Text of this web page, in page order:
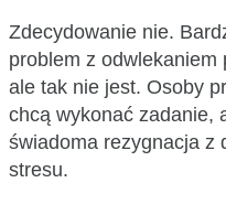
Zdecydowanie nie.
problem z odwlekaniem
ale tak nie jest. Osoby
chcą wykonać zadanie,
świadoma rezygnacja z
stresu.